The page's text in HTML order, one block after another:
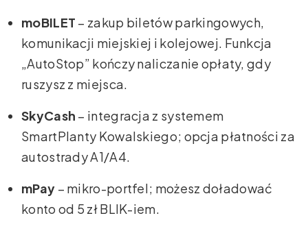
moBILET – zakup biletów parkingowych,
komunikacji miejskiej i kolejowej. Funkcja
„AutoStop” kończy naliczanie opłaty, gdy
ruszysz z miejsca.
SkyCash – integracja z systemem
SmartPlanty Kowalskiego; opcja płatności za
autostrady A1/A4.
mPay – mikro-portfel; możesz doładować
konto od 5 zł BLIK-iem.